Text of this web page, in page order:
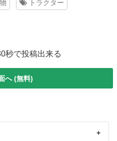
トラクター
秒で投稿出来る
へ (無料)